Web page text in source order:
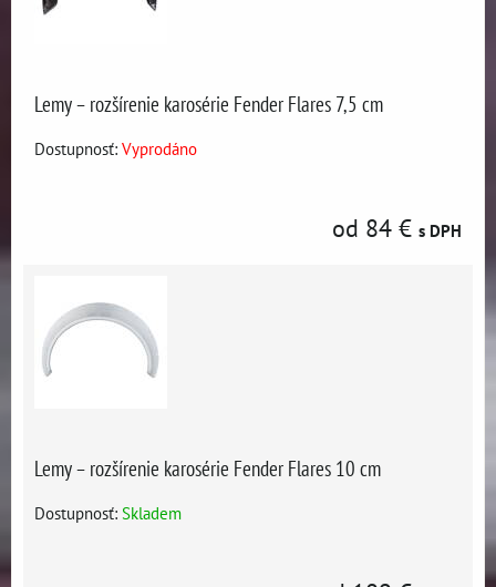
Lemy – rozšírenie karosérie Fender Flares 7,5 cm
Dostupnosť: Vyprodáno
od 84 € s DPH
Lemy – rozšírenie karosérie Fender Flares 10 cm
Dostupnosť: Skladem